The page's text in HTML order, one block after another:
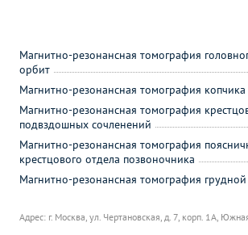
Адрес: г. Москва, ул. Чертановская, д. 7, корп. 1А,
Магнитно-резонансная томография
орбит
Магнитно-резонансная томография копчика
Магнитно-резонансная томография
подвздошных сочленений
Магнитно-резонансная томография
крестцового отдела позвоночника
Магнитно-резонансная томография грудной